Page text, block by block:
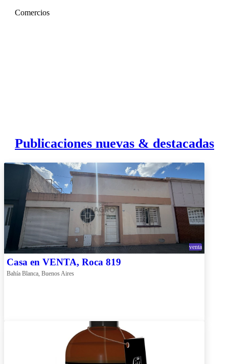
Comercios
Publicaciones nuevas & destacadas
venta
Casa en VENTA, Roca 819
Bahía Blanca, Buenos Aires